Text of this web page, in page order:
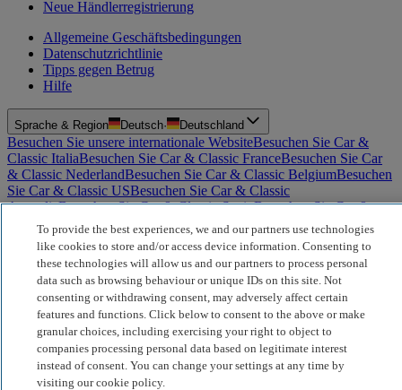
Neue Händlerregistrierung
Allgemeine Geschäftsbedingungen
Datenschutzrichtlinie
Tipps gegen Betrug
Hilfe
Sprache & Region Deutsch· Deutschland
Besuchen Sie unsere internationale WebsiteBesuchen Sie Car &
Classic ItaliaBesuchen Sie Car & Classic FranceBesuchen Sie Car
& Classic NederlandBesuchen Sie Car & Classic BelgiumBesuchen
Sie Car & Classic USBesuchen Sie Car & Classic
AustraliaBesuchen Sie Car & Classic SpainBesuchen Sie Car &
Classic Portugal Besuchen Sie Car & Classic Sverige
To provide the best experiences, we and our partners use technologies
like cookies to store and/or access device information. Consenting to
these technologies will allow us and our partners to process personal
data such as browsing behaviour or unique IDs on this site. Not
consenting or withdrawing consent, may adversely affect certain
features and functions. Click below to consent to the above or make
granular choices, including exercising your right to object to
companies processing personal data based on legitimate interest
instead of consent. You can change your settings at any time by
visiting our cookie policy.